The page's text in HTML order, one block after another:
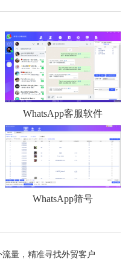
WhatsApp客服软件
WhatsApp筛号
量，精准寻找外贸客户